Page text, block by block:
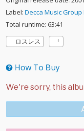
Label: Decca Music Group
Total runtime: 63:41
ロスレス
How To Buy